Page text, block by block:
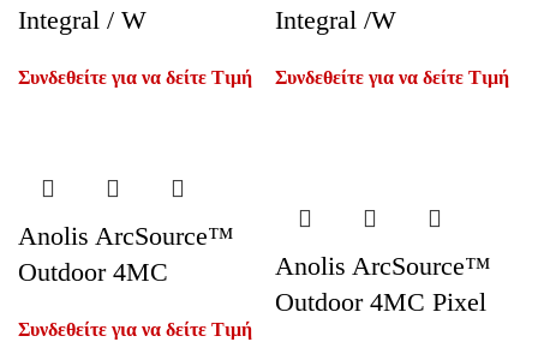
Integral / W
Συνδεθείτε για να δείτε Τιμή
Integral /W
Συνδεθείτε για να δείτε Τιμή
Anolis ArcSource™
Outdoor 4MC
Συνδεθείτε για να δείτε Τιμή
Anolis ArcSource™
Outdoor 4MC Pixel